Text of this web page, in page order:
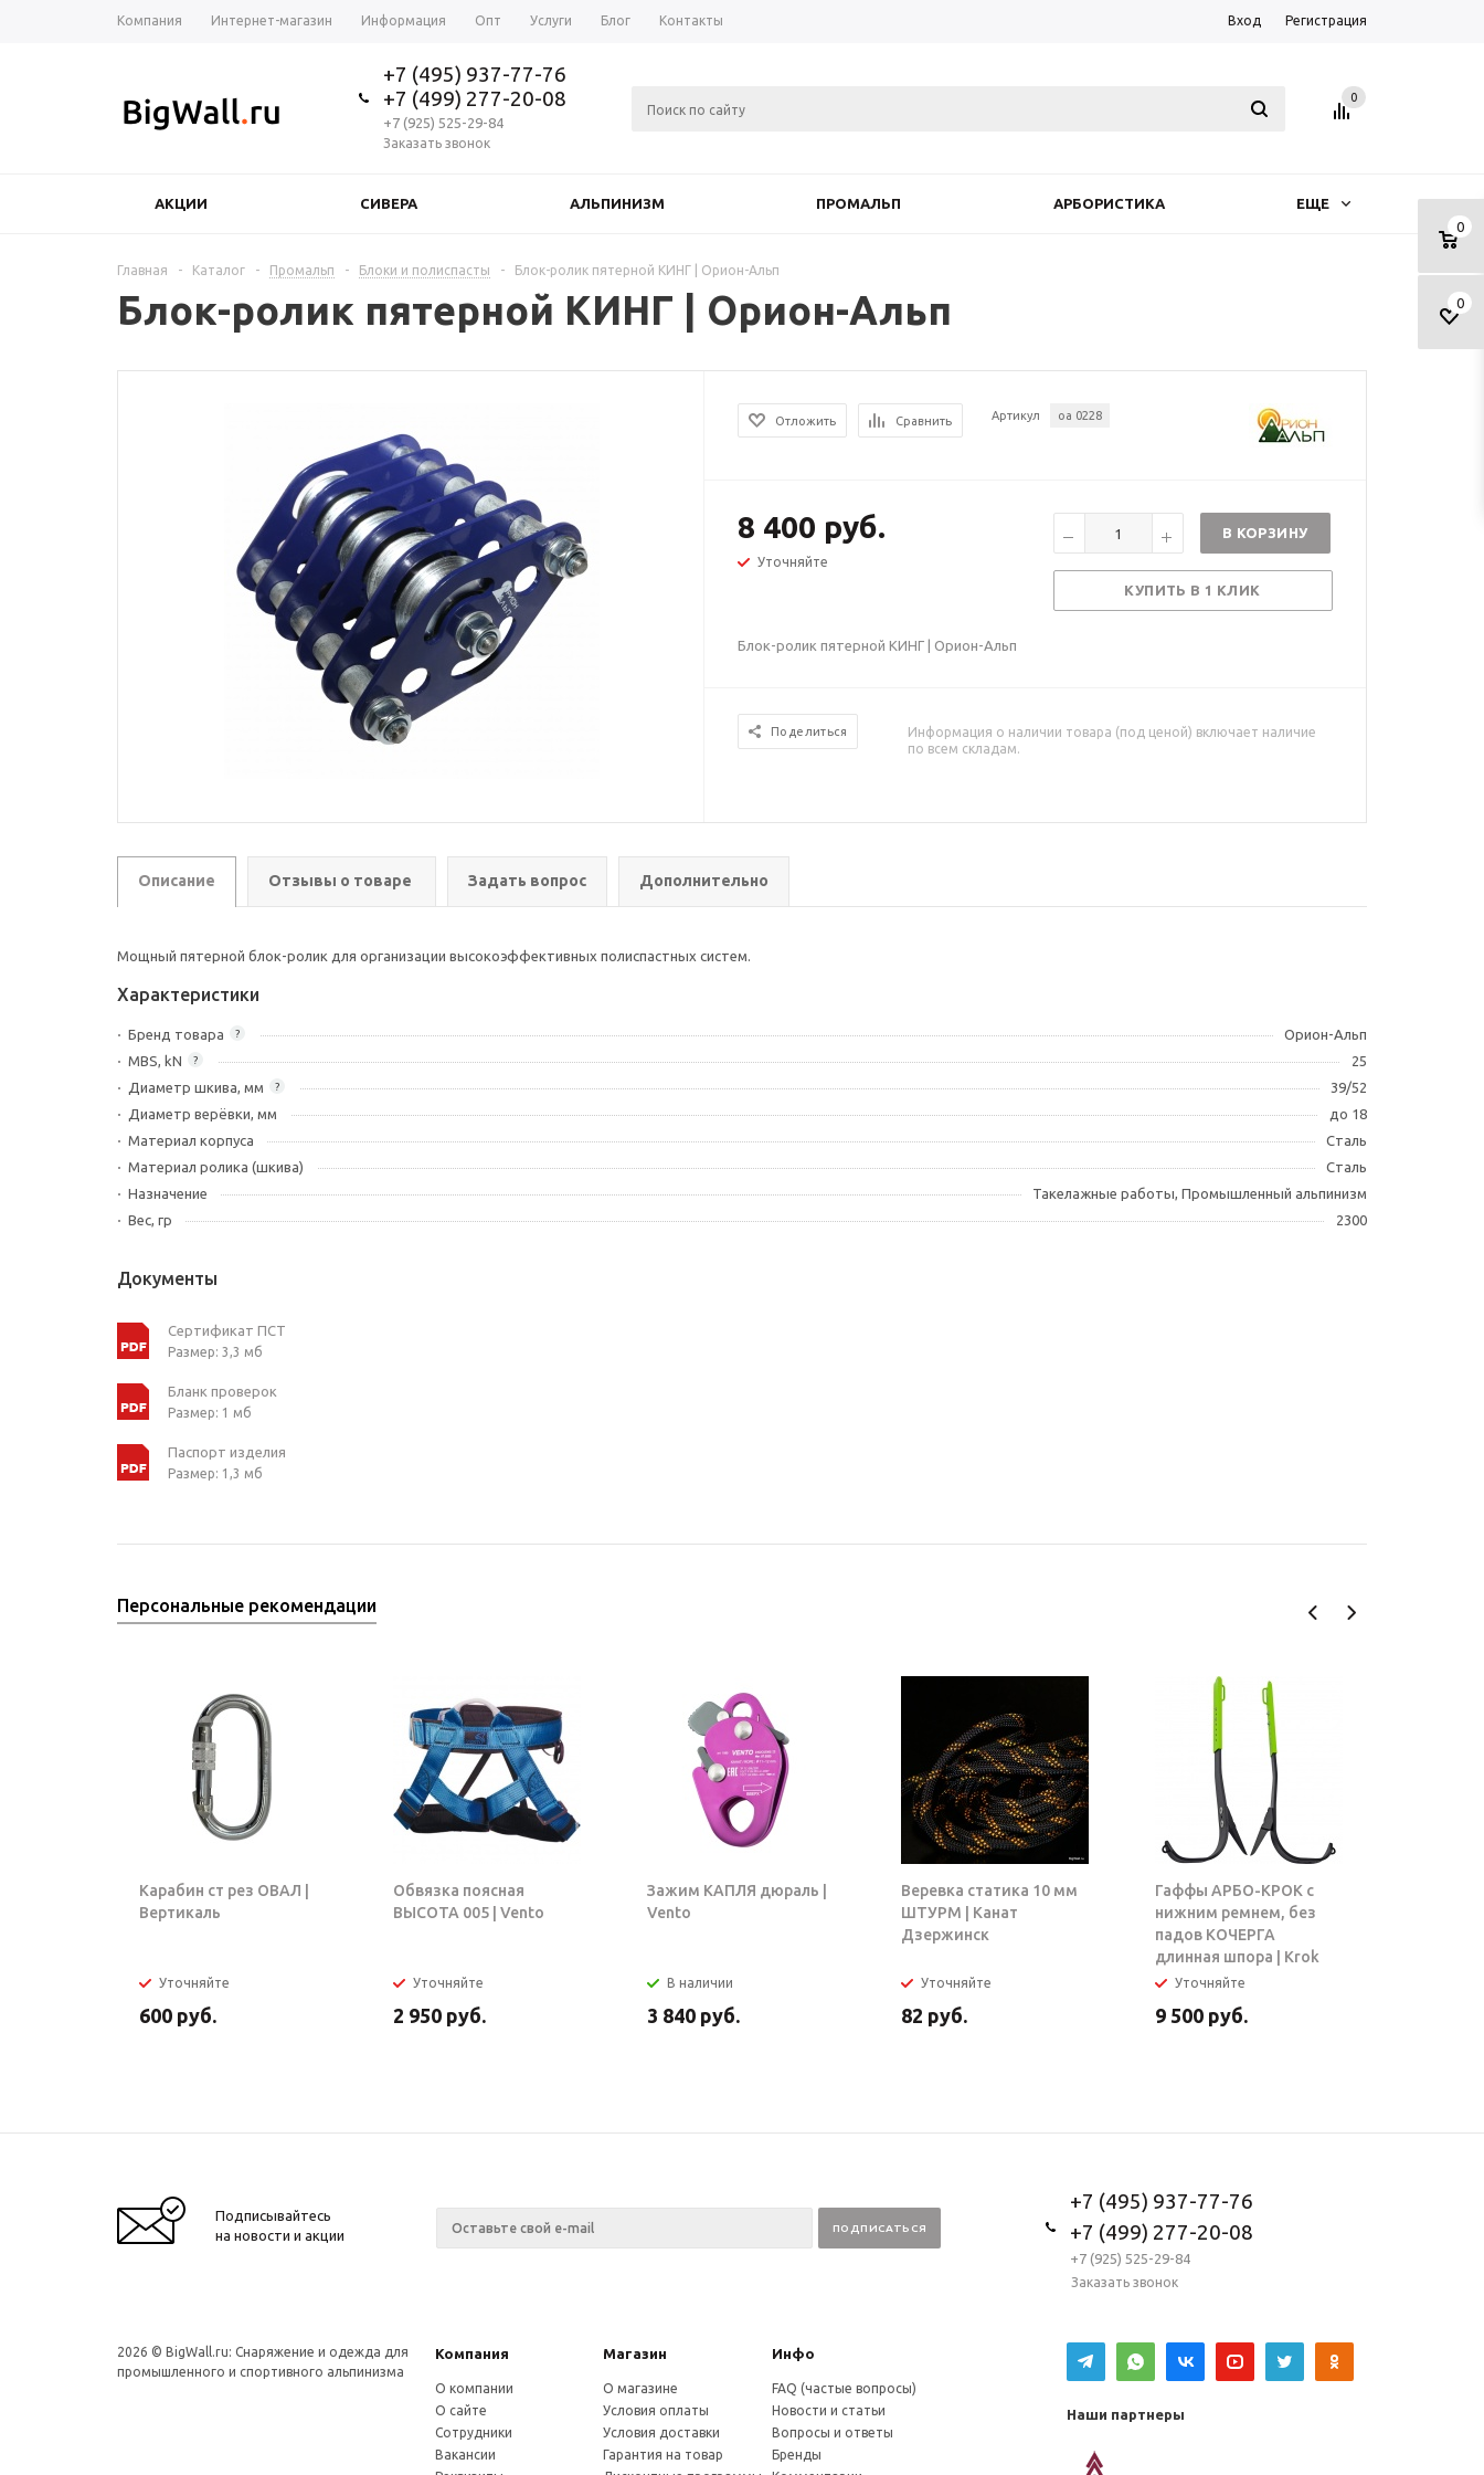
Компания Интернет-магазин Информация Опт Услуги Блог Контакты Вход Регистрация
+7 (495) 937-77-76
+7 (499) 277-20-08
+7 (925) 525-29-84
Заказать звонок
0
0
0
АКЦИИ СИВЕРА АЛЬПИНИЗМ ПРОМАЛЬП АРБОРИСТИКА ЕЩЕ
Главная - Каталог - Промальп - Блоки и полиспасты - Блок-ролик пятерной КИНГ | Орион-Альп
Блок-ролик пятерной КИНГ | Орион-Альп
Отложить Сравнить Артикул оа 0228
8 400 руб.
Уточняйте
В КОРЗИНУ
КУПИТЬ В 1 КЛИК
Блок-ролик пятерной КИНГ | Орион-Альп
Поделиться
Информация о наличии товара (под ценой) включает наличие
по всем складам.
Описание Отзывы о товаре Задать вопрос Дополнительно
Мощный пятерной блок-ролик для организации высокоэффективных полиспастных систем.
Характеристики
?
Бренд товара Орион-Альп
?
MBS, kN 25
?
Диаметр шкива, мм
39/52
Диаметр верёвки, мм
до 18
Материал корпуса
Сталь
Материал ролика (шкива)
Сталь
Назначение
Такелажные работы, Промышленный альпинизм
Вес, гр
2300
Документы
Сертификат ПСТ
Размер: 3,3 мб
Бланк проверок
Размер: 1 мб
Паспорт изделия
Размер: 1,3 мб
Персональные рекомендации
Карабин ст рез ОВАЛ |
Вертикаль
Уточняйте
600 руб.
Обвязка поясная
ВЫСОТА 005 | Vento
Уточняйте
2 950 руб.
Зажим КАПЛЯ дюраль |
Vento
В наличии
3 840 руб.
Веревка статика 10 мм
ШТУРМ | Канат
Дзержинск
Уточняйте
82 руб.
Гаффы АРБО-КРОК с
нижним ремнем, без
падов КОЧЕРГА
длинная шпора | Krok
Уточняйте
9 500 руб.
Подписывайтесь
на новости и акции
+7 (495) 937-77-76
+7 (499) 277-20-08
+7 (925) 525-29-84
Заказать звонок
2026 © BigWall.ru: Снаряжение и одежда для
промышленного и спортивного альпинизма
Компания Магазин Инфо
О компании
О сайте
Сотрудники
Вакансии
О магазине
Условия оплаты
Условия доставки
Гарантия на товар
FAQ (частые вопросы)
Новости и статьи
Вопросы и ответы
Бренды
Наши партнеры